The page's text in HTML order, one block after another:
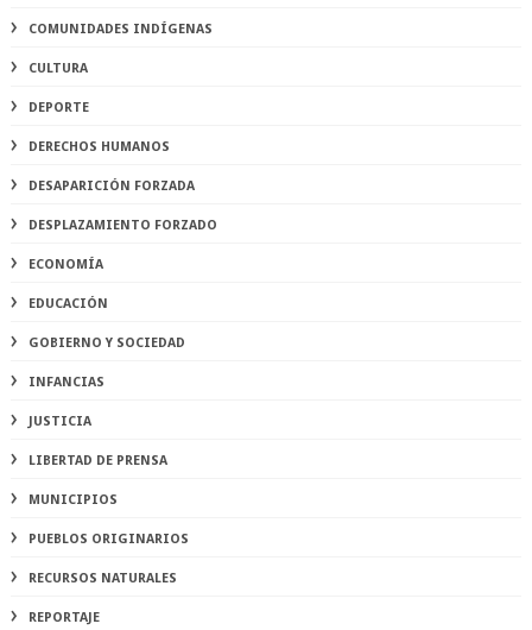
COMUNIDADES INDÍGENAS
CULTURA
DEPORTE
DERECHOS HUMANOS
DESAPARICIÓN FORZADA
DESPLAZAMIENTO FORZADO
ECONOMÍA
EDUCACIÓN
GOBIERNO Y SOCIEDAD
INFANCIAS
JUSTICIA
LIBERTAD DE PRENSA
MUNICIPIOS
PUEBLOS ORIGINARIOS
RECURSOS NATURALES
REPORTAJE